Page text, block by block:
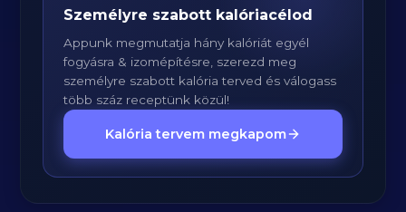
Személyre szabott kalóriacélod
Appunk megmutatja hány kalóriát egyél
fogyásra & izomépítésre, szerezd meg
személyre szabott kalória terved és válogass
több száz receptünk közül!
Kalória tervem megkapom